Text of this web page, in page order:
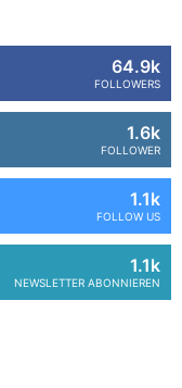
64.9k
FOLLOWERS
1.6k
FOLLOWER
1.1k
FOLLOW US
1.1k
NEWSLETTER ABONNIEREN